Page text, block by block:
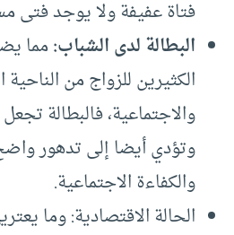
فتاة عفيفة ولا يوجد فتى
البطالة لدى الشباب:مما
الكثيرين للزواج من الناحية
والاجتماعية، فالبطالة
وتؤدي أيضا إلى تدهور
والكفاءة الاجتماعية.
الحالة الاقتصادية: وما